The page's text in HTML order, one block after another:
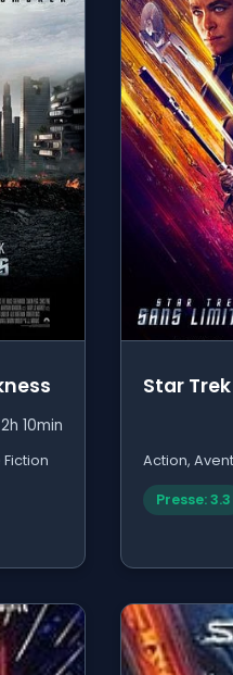
2h 10min
Star
Action,
Presse: 3.3